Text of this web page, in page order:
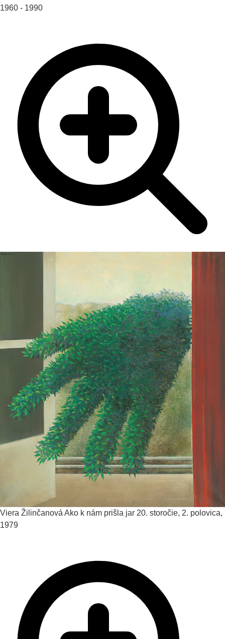
1960 - 1990
Viera Žilinčanová Ako k nám prišla jar 20. storočie, 2. polovica,
1979